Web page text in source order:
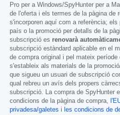
Pro per a Windows/SpyHunter per a
de l'oferta i els termes de la pàgina de
s'incorporen aquí com a referència; els
país o la promoció per detalls de la
subscripció es renovarà
subscripció estàndard aplicable en el
de compra original i pel mateix
s'estableix als materials de la
que sigueu un usuari de subscripció
qual rebreu un avís dels propers
subscripció. La compra de SpyHunter
condicions de la pàgina de compra,
privadesa/galetes i les condicions de